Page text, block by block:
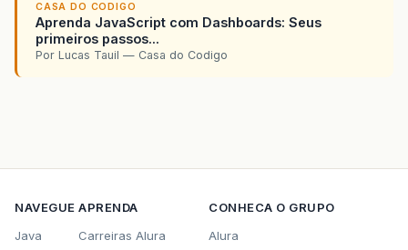
CASA DO CODIGO
Aprenda JavaScript com Dashboards: Seus
primeiros passos...
Por Lucas Tauil — Casa do Codigo
NAVEGUE
Java
APRENDA
Carreiras Alura
CONHECA O GRUPO
Alura